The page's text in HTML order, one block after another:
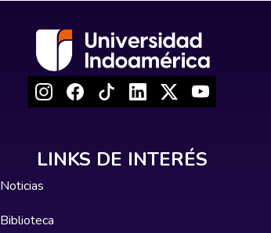
LINKS DE INTERÉS
Noticias
Biblioteca